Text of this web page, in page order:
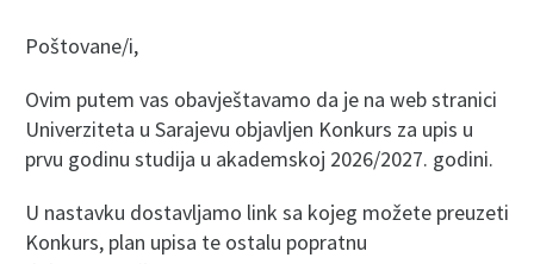
Poštovane/i,
Ovim putem vas obavještavamo da je na web stranici
Univerziteta u Sarajevu objavljen Konkurs za upis u
prvu godinu studija u akademskoj 2026/2027. godini.
U nastavku dostavljamo link sa kojeg možete preuzeti
Konkurs, plan upisa te ostalu popratnu